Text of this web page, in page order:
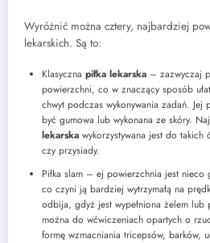
Wyróżnić można cztery, najbardziej
lekarskich. Są to:
Klasyczna piłka lekarska – zazwyczaj
powierzchni, co w znaczący sposób
chwyt podczas wykonywania zadań. Jej
być gumowa lub wykonana ze skóry.
lekarska wykorzystywana jest do
czy przysiady.
Piłka slam – ej powierzchnia jest
co czyni ją bardziej wytrzymałą na
odbija, gdyż jest wypełniona żelem lub
można do wćwiczeniach opartych o
formę wzmacniania tricepsów, barków,